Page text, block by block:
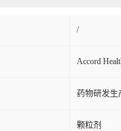
/
Accord
药物研发生
颗粒剂